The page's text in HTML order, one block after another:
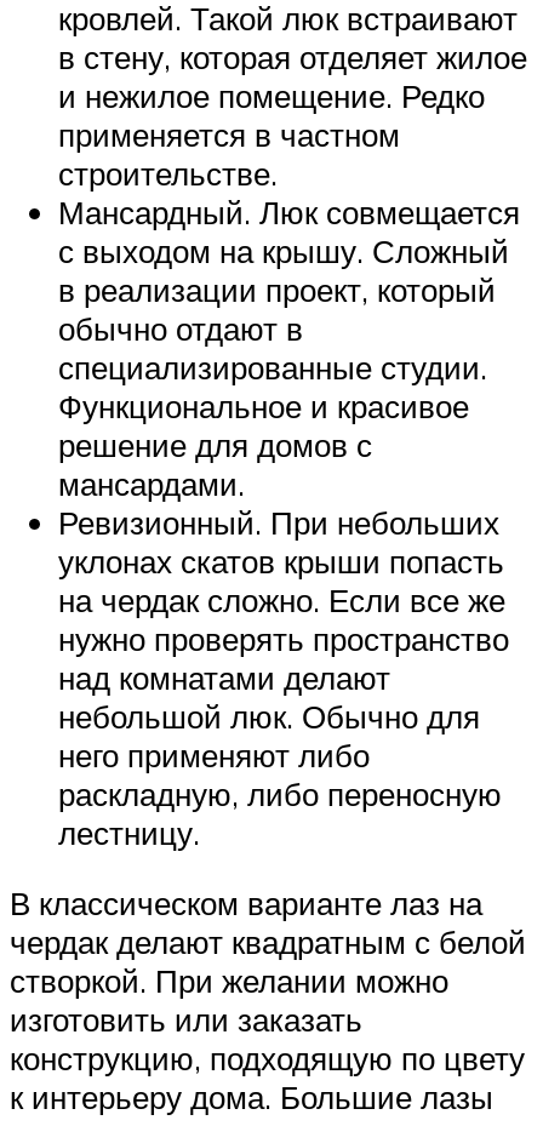
кровлей. Такой люк встраивают
в стену, которая отделяет жилое
и нежилое помещение. Редко
применяется в частном
строительстве.
Мансардный. Люк совмещается
с выходом на крышу. Сложный
в реализации проект, который
обычно отдают в
специализированные студии.
Функциональное и красивое
решение для домов с
мансардами.
Ревизионный. При небольших
уклонах скатов крыши попасть
на чердак сложно. Если все же
нужно проверять пространство
над комнатами делают
небольшой люк. Обычно для
него применяют либо
раскладную, либо переносную
лестницу.
В классическом варианте лаз на
чердак делают квадратным с белой
створкой. При желании можно
изготовить или заказать
конструкцию, подходящую по цвету
к интерьеру дома. Большие лазы